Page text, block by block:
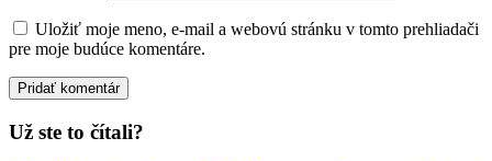
Uložiť moje meno, e-mail a webovú stránku v tomto prehliadači
pre moje budúce komentáre.
Už ste to čítali?